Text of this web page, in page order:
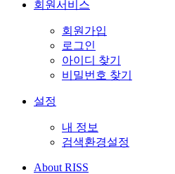
회원서비스
회원가입
로그인
아이디 찾기
비밀번호 찾기
설정
내 정보
검색환경설정
About RISS